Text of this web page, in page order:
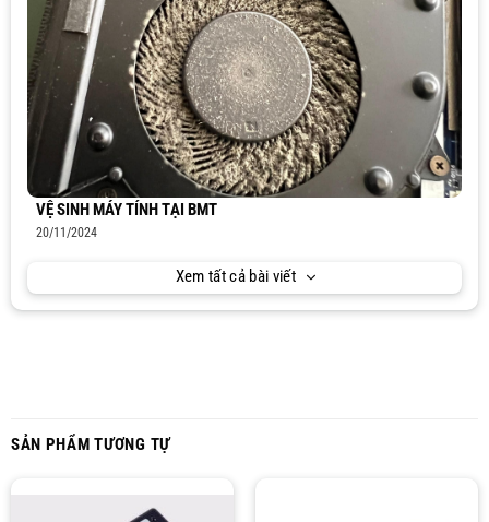
VỆ SINH MÁY TÍNH TẠI BMT
20/11/2024
Xem tất cả bài viết
SẢN PHẨM TƯƠNG TỰ